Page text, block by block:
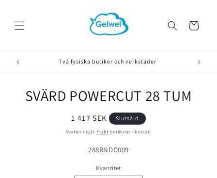
innehåll
Varukorg
Två fysiska butiker och verkstäder
vidare tillSVÄRD POWERCUT 28 TUM
Ordinarie
pris
1 417 SEK Slutsåld
Skatter ingår. Frakt beräknas i kassan.
Lagerhållningsenhet:
288RNDD009
Kvantitet